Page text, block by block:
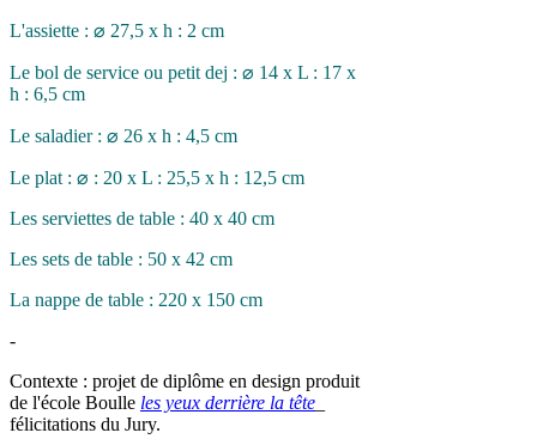
L'assiette : ⌀ 27,5 x h : 2 cm
Le bol de service ou petit dej : ⌀ 14 x L : 17 x
h : 6,5 cm
Le saladier : ⌀ 26 x h : 4,5 cm
Le plat : ⌀ : 20 x L : 25,5 x h : 12,5 cm
Les serviettes de table : 40 x 40 cm
Les sets de table : 50 x 42 cm
La nappe de table : 220 x 150 cm
-
Contexte : projet de diplôme en design produit
de l'école Boulle les yeux derrière la tête
félicitations du Jury.